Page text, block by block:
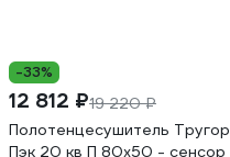
-33%
12 812 ₽19 220 ₽
Полотенцесушитель Тругор
Пэк 20 кв П 80х50 - сенсор